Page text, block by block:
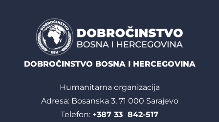
DOBROČINSTVO BOSNA I HERCEGOVINA
Humanitarna organizacija
Adresa: Bosanska 3, 71 000 Sarajevo
Telefon: +387 33 842-517